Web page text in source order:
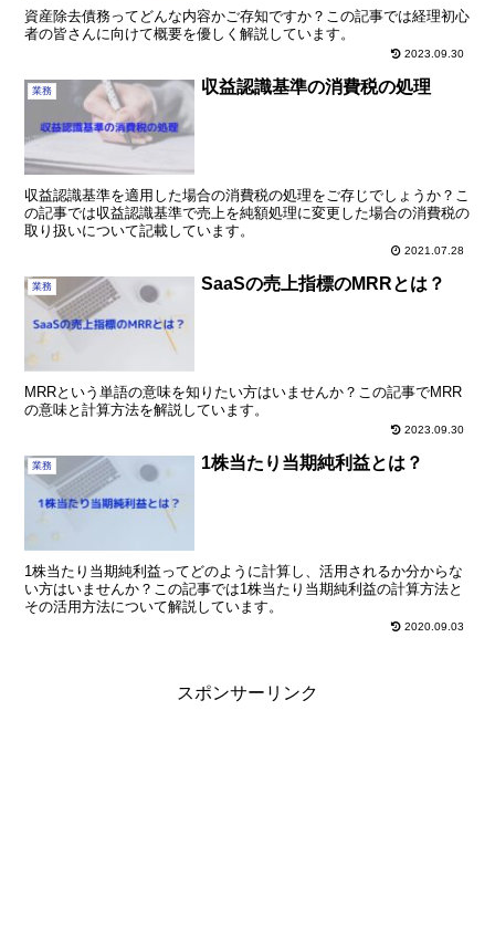
資産除去債務ってどんな内容かご存知ですか？この記事では経理初心
者の皆さんに向けて概要を優しく解説しています。
2023.09.30
業務 収益認識基準の消費税の処理
収益認識基準を適用した場合の消費税の処理をご存じでしょうか？こ
の記事では収益認識基準で売上を純額処理に変更した場合の消費税の
取り扱いについて記載しています。
2021.07.28
業務 SaaSの売上指標のMRRとは？
MRRという単語の意味を知りたい方はいませんか？この記事でMRR
の意味と計算方法を解説しています。
2023.09.30
業務 1株当たり当期純利益とは？
1株当たり当期純利益ってどのように計算し、活用されるか分からな
い方はいませんか？この記事では1株当たり当期純利益の計算方法と
その活用方法について解説しています。
2020.09.03
スポンサーリンク